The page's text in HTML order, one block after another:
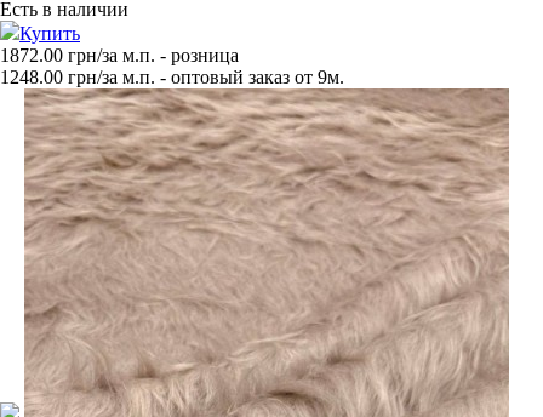
Есть в наличии
Купить
1872.00 грн/за м.п. - розница
1248.00 грн/за м.п. - оптовый заказ от 9м.